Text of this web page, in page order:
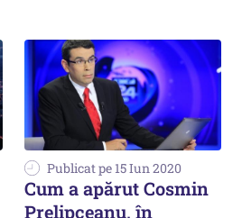
Publicat pe 15 Iun 2020
Cum a apărut Cosmin
Prelipceanu, în